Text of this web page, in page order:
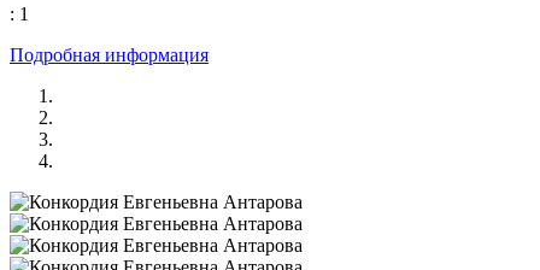
: 1
Подробная информация